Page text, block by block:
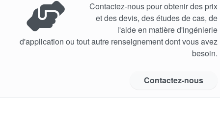
Contactez-nous pour obtenir des prix
et des devis, des études de cas, de
l'aide en matière d'ingénierie
d'application ou tout autre renseignement dont vous avez
besoin.
Contactez-nous